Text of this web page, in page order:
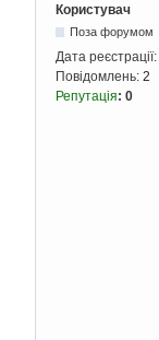
Користувач
Поза форумом
Дата реєстрації:
Повідомлень: 2
Репутація: 0